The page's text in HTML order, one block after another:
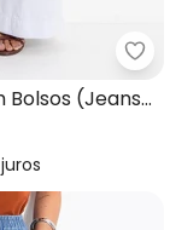
Preto) em
(Jeans
juros